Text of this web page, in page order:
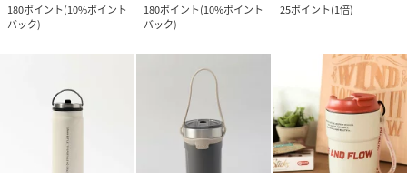
180ポイント(10%ポイント
バック)
180ポイント(10%ポイント
バック)
25ポイント(1倍)